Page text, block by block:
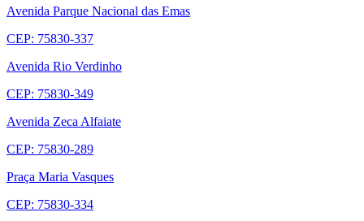
Avenida Parque Nacional das Emas
CEP: 75830-337
Avenida Rio Verdinho
CEP: 75830-349
Avenida Zeca Alfaiate
CEP: 75830-289
Praça Maria Vasques
CEP: 75830-334